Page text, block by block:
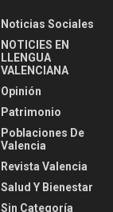
Noticias Sociales
NOTICIES EN
LLENGUA
VALENCIANA
Opinión
Patrimonio
Poblaciones De
Valencia
Revista Valencia
Salud Y Bienestar
Sin Categoría